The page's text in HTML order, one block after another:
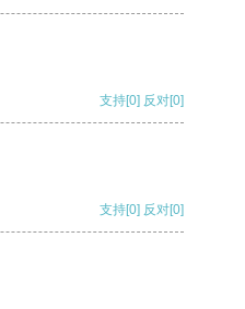
支持[0] 反对[0]
支持[0] 反对[0]